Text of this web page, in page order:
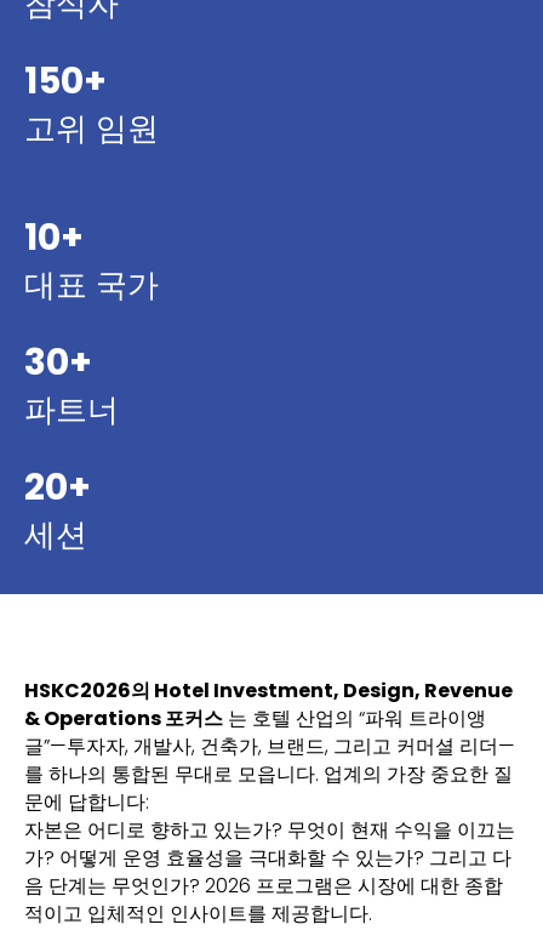
150+
고위 임원
10+
대표 국가
30+
파트너
20+
세션
HSKC2026의 Hotel Investment, Design, Revenue
& Operations 포커스 는 호텔 산업의 “파워 트라이앵
글”—투자자, 개발사, 건축가, 브랜드, 그리고 커머셜 리더—
를 하나의 통합된 무대로 모읍니다. 업계의 가장 중요한 질
문에 답합니다:
자본은 어디로 향하고 있는가? 무엇이 현재 수익을 이끄는
가? 어떻게 운영 효율성을 극대화할 수 있는가? 그리고 다
음 단계는 무엇인가? 2026 프로그램은 시장에 대한 종합
적이고 입체적인 인사이트를 제공합니다.